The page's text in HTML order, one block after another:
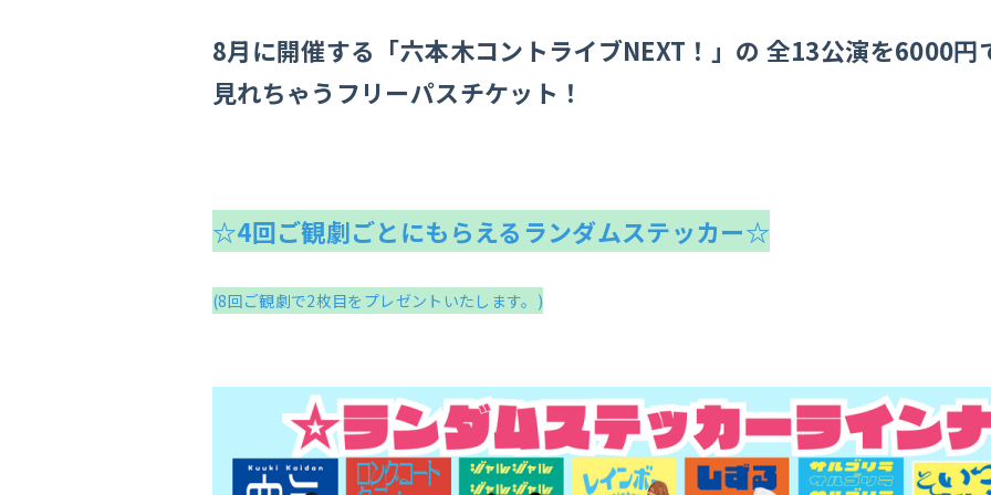
8月に開催する「六本木コントライブNEXT！」の 全13公演を6000円
見れちゃうフリーパスチケット！
☆4回ご観劇ごとにもらえるランダムステッカー☆
(8回ご観劇で2枚目をプレゼントいたします。)